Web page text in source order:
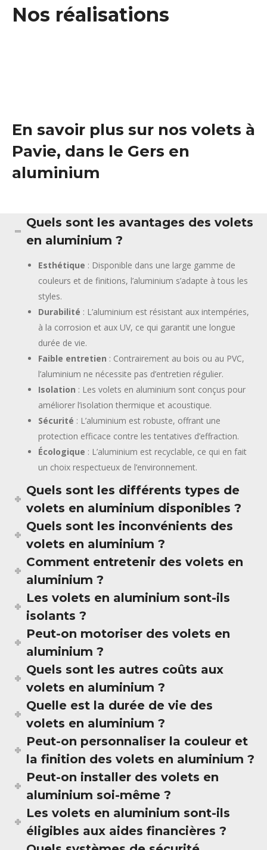
Nos réalisations
En savoir plus sur nos volets à
Pavie, dans le Gers en
aluminium
Quels sont les avantages des volets
en aluminium ?
Esthétique : Disponible dans une large gamme de
couleurs et de finitions, l’aluminium s’adapte à tous les
styles.
Durabilité : L’aluminium est résistant aux intempéries,
à la corrosion et aux UV, ce qui garantit une longue
durée de vie.
Faible entretien : Contrairement au bois ou au PVC,
l’aluminium ne nécessite pas d’entretien régulier.
Isolation : Les volets en aluminium sont conçus pour
améliorer l’isolation thermique et acoustique.
Sécurité : L’aluminium est robuste, offrant une
protection efficace contre les tentatives d’effraction.
Écologique : L’aluminium est recyclable, ce qui en fait
un choix respectueux de l’environnement.
Quels sont les différents types de
volets en aluminium disponibles ?
Quels sont les inconvénients des
volets en aluminium ?
Comment entretenir des volets en
aluminium ?
Les volets en aluminium sont-ils
isolants ?
Peut-on motoriser des volets en
aluminium ?
Quels sont les autres coûts aux
volets en aluminium ?
Quelle est la durée de vie des
volets en aluminium ?
Peut-on personnaliser la couleur et
la finition des volets en aluminium ?
Peut-on installer des volets en
aluminium soi-même ?
Les volets en aluminium sont-ils
éligibles aux aides financières ?